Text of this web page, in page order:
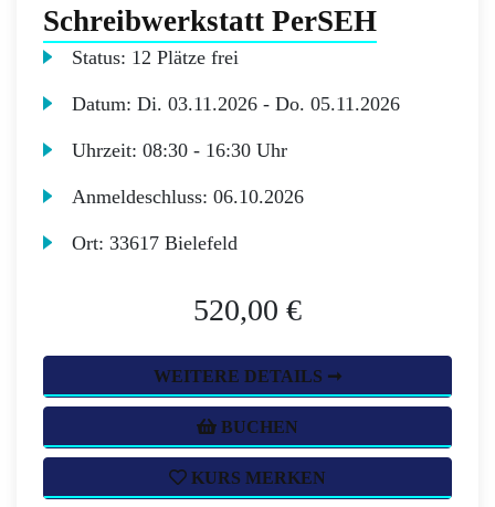
Schreibwerkstatt PerSEH
Status: 12 Plätze frei
Datum:Di. 03.11.2026 -Do. 05.11.2026
Uhrzeit:08:30 - 16:30 Uhr
Anmeldeschluss:06.10.2026
Ort:33617 Bielefeld
520,00 €
WEITERE DETAILS ➞
BUCHEN
KURS MERKEN